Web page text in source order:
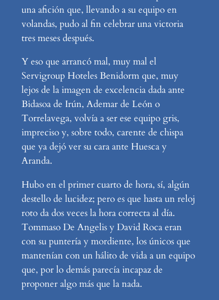
una afición que, llevando a su equipo en
volandas, pudo al fin celebrar una victoria
tres meses después.
Y eso que arrancó mal, muy mal el
Servigroup Hoteles Benidorm que, muy
lejos de la imagen de excelencia dada ante
Bidasoa de Irún, Ademar de León o
Torrelavega, volvía a ser ese equipo gris,
impreciso y, sobre todo, carente de chispa
que ya dejó ver su cara ante Huesca y
Aranda.
Hubo en el primer cuarto de hora, sí, algún
destello de lucidez; pero es que hasta un reloj
roto da dos veces la hora correcta al día.
Tommaso De Angelis y David Roca eran
con su puntería y mordiente, los únicos que
mantenían con un hálito de vida a un equipo
que, por lo demás parecía incapaz de
proponer algo más que la nada.